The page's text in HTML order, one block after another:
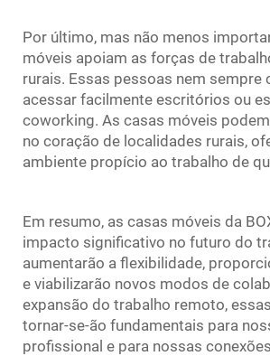
Por último, mas não menos
móveis apoiam as forças de
rurais. Essas pessoas nem sempre
acessar facilmente escritórios ou
coworking. As casas móveis
no coração de localidades rurais,
ambiente propício ao trabalho de
Em resumo, as casas móveis da
impacto significativo no futuro do
aumentarão a flexibilidade,
e viabilizarão novos modos de
expansão do trabalho remoto,
tornar-se-ão fundamentais para
profissional e para nossas